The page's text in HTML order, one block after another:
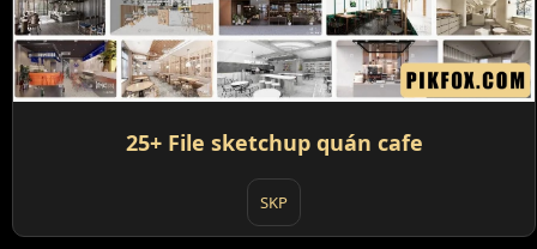
25+ File sketchup quán cafe
SKP